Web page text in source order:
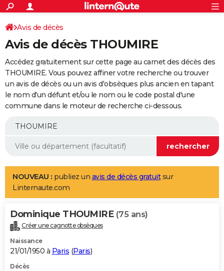
ACTUALITÉS
Politique
Société
Faits Divers
Education
Monde
Villes
+
SPORT
Coupe du monde 2026
Football
Tennis
Cyclisme
Rugby
Forum
Programme TV
TNT
Streaming
Cinéma
Sorties cinéma
Musique
+
FINANCE
Impôts
Immobilier
Risques naturels par ville
Banque
Assurance
Crédit
AUTO
Essais
Réserver un essai
Citadines
Berlines
SUV
Forum auto
+
Mobiles
Meilleur smartphone
Internet
Ordinateurs
Jeux vidéo
Guide high-tech
Aménagement intérieur
LIFESTYLE
Art de vivre
Bien-être
Loisirs
Mode
Modes de vie
Alimentation
Guide de la santé
Maladies
Médicaments
Sommeil
VOYAGE
Destinations
City break
Voyage nature
Voyage de noces
Forum
Climat
+PHOTO
GUIDES D'ACHAT
Avis de décès
Avis de décès THOUMIRE
Accédez gratuitement sur cette page au carnet des décès des
THOUMIRE. Vous pouvez affiner votre recherche ou trouver
un avis de décès ou un avis d'obsèques plus ancien en tapant
le nom d'un défunt et/ou le nom ou le code postal d'une
commune dans le moteur de recherche ci-dessous.
NOUVEAU : publiez un avis de décès gratuitsur
Linternaute.com
Dominique THOUMIRE (75 ans)
Créer une cagnotte obsèques
Naissance
21/01/1950 à Paris (Paris)
Décès